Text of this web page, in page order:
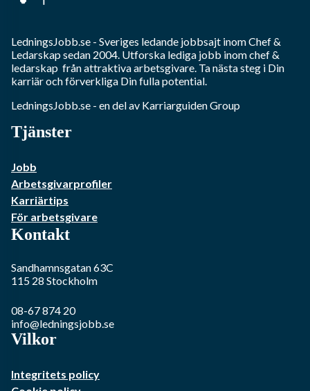
LedningsJobb.se - Sveriges ledande jobbsajt inomChef &
Ledarskapsedan 2004. Utforska lediga jobb inomchef &
ledarskap från attraktiva arbetsgivare. Ta nästa steg i Din
karriär och förverkliga Din fulla potential.
LedningsJobb.se - en del av Karriarguiden Group
Tjänster
Jobb
Arbetsgivarprofiler
Karriärtips
För arbetsgivare
Kontakt
Sandhamnsgatan 63C
115 28 Stockholm
08-67 874 20
info@ledningsjobb.se
Vilkor
Integritets policy